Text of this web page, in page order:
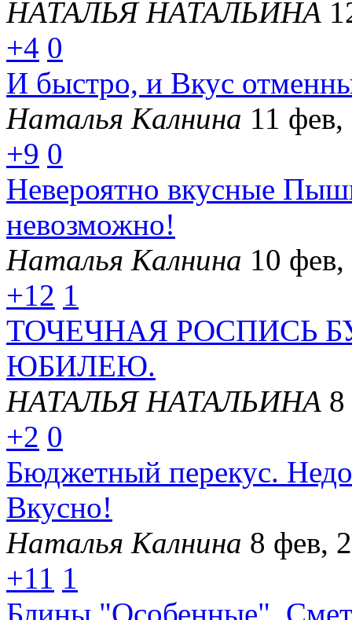
НАТАЛЬЯ НАТАЛЬИНА
+4 0
И быстро, и Вкус
Наталья Калнина 11
+9 0
Невероятно вкусные
невозможно!
Наталья Калнина 10
+12 1
ТОЧЕЧНАЯ РОСПИСЬ
ЮБИЛЕЮ.
НАТАЛЬЯ НАТАЛЬИНА
+2 0
Бюджетный перекус.
Вкусно!
Наталья Калнина 8 фев,
+11 1
Блины "Особенные".